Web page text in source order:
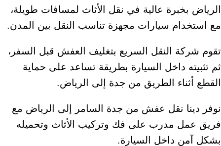
الرياض بخبرة عالية في نقل الأثاث لمسافات طويلة،
مع استخدام سيارات مجهزة تناسب النقل بين المدن.
تقوم شركة النقل السريع بتغليف العفش قبل السفر،
ثم تثبيته داخل السيارة بطريقة تساعد على حماية
القطع أثناء الطريق من جدة إلى الرياض.
نوفر دينا نقل عفش من جدة السامر إلى الرياض مع
فريق عمل مدرب على فك وتركيب الأثاث وتحميله
بشكل آمن داخل السيارة.